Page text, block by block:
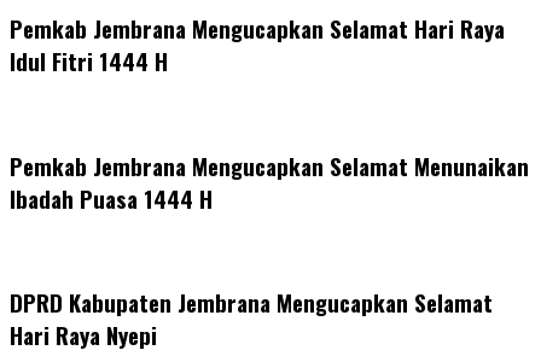
Pemkab Jembrana Mengucapkan Selamat Hari Raya
Idul Fitri 1444 H
Pemkab Jembrana Mengucapkan Selamat Menunaikan
Ibadah Puasa 1444 H
DPRD Kabupaten Jembrana Mengucapkan Selamat
Hari Raya Nyepi